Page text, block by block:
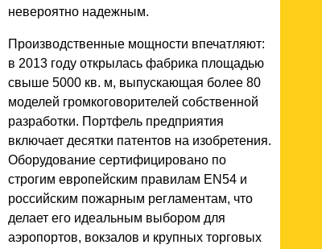
невероятно надежным.
Производственные мощности впечатляют:
в 2013 году открылась фабрика площадью
свыше 5000 кв. м, выпускающая более 80
моделей громкоговорителей собственной
разработки. Портфель предприятия
включает десятки патентов на изобретения.
Оборудование сертифицировано по
строгим европейским правилам EN54 и
российским пожарным регламентам, что
делает его идеальным выбором для
аэропортов, вокзалов и крупных торговых